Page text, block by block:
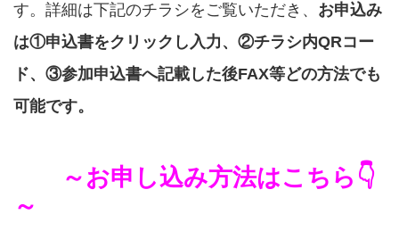
す。詳細は下記のチラシをご覧いただき、 お申込み
は①申込書をクリックし入力、②チラシ内QRコー
ド、③参加申込書へ記載した後FAX等どの方法でも
可能です。
～お申し込み方法はこちら👇
～